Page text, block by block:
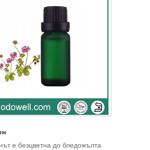
е безцветна до бледожълта